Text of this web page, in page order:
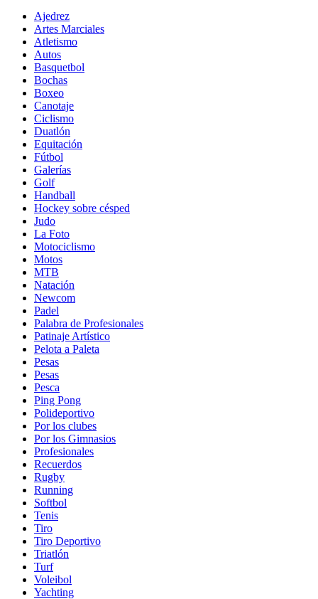
Ajedrez
Artes Marciales
Atletismo
Autos
Basquetbol
Bochas
Boxeo
Canotaje
Ciclismo
Duatlón
Equitación
Fútbol
Galerías
Golf
Handball
Hockey sobre césped
Judo
La Foto
Motociclismo
Motos
MTB
Natación
Newcom
Padel
Palabra de Profesionales
Patinaje Artístico
Pelota a Paleta
Pesas
Pesas
Pesca
Ping Pong
Polideportivo
Por los clubes
Por los Gimnasios
Profesionales
Recuerdos
Rugby
Running
Softbol
Tenis
Tiro
Tiro Deportivo
Triatlón
Turf
Voleibol
Yachting